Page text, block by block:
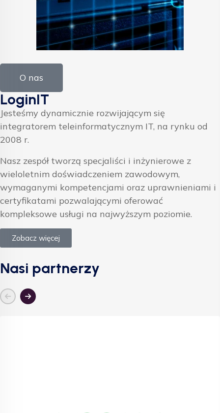
O nas
LoginIT
Jesteśmy dynamicznie rozwijającym się
integratorem teleinformatycznym IT, na rynku od
2008 r.
Nasz zespół tworzą specjaliści i inżynierowe z
wieloletnim doświadczeniem zawodowym,
wymaganymi kompetencjami oraz uprawnieniami i
certyfikatami pozwalającymi oferować
kompleksowe usługi na najwyższym poziomie.
Zobacz więcej
Nasi partnerzy